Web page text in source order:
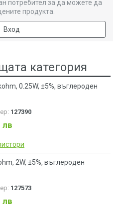
потребител за да можете да
продукта.
Вход
категория
0.25W, ±5%, въглероден
127390
лв
2W, ±5%, въглероден
127573
лв